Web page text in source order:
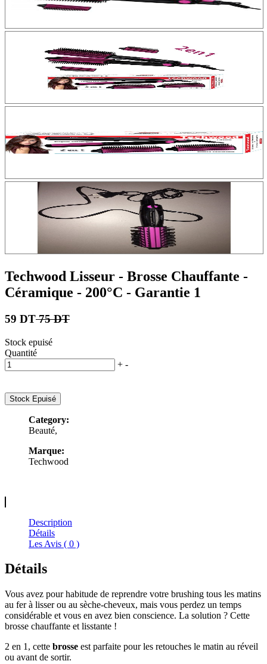
Techwood Lisseur - Brosse Chauffante -
Céramique - 200°C - Garantie 1
59 DT75 DT
Stock epuisé
Quantité
+ -
Stock Epuisé
Category:
Beauté,
Marque:
Techwood
Description
Détails
Les Avis ( 0 )
Détails
Vous avez pour habitude de reprendre votre brushing tous les matins
au fer à lisser ou au sèche-cheveux, mais vous perdez un temps
considérable et vous en avez bien conscience. La solution ? Cette
brosse chauffante et lisstante !
2 en 1, cette brosse est parfaite pour les retouches le matin au réveil
ou avant de sortir.